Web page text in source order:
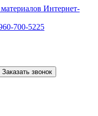
Интернет-
700-5225
Заказать звонок